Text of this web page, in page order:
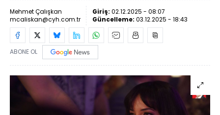
Mehmet Çalışkan
mcaliskan@cyh.com.tr
Giriş: 02.12.2025 - 08:07
Güncelleme: 03.12.2025 - 18:43
ABONE OL